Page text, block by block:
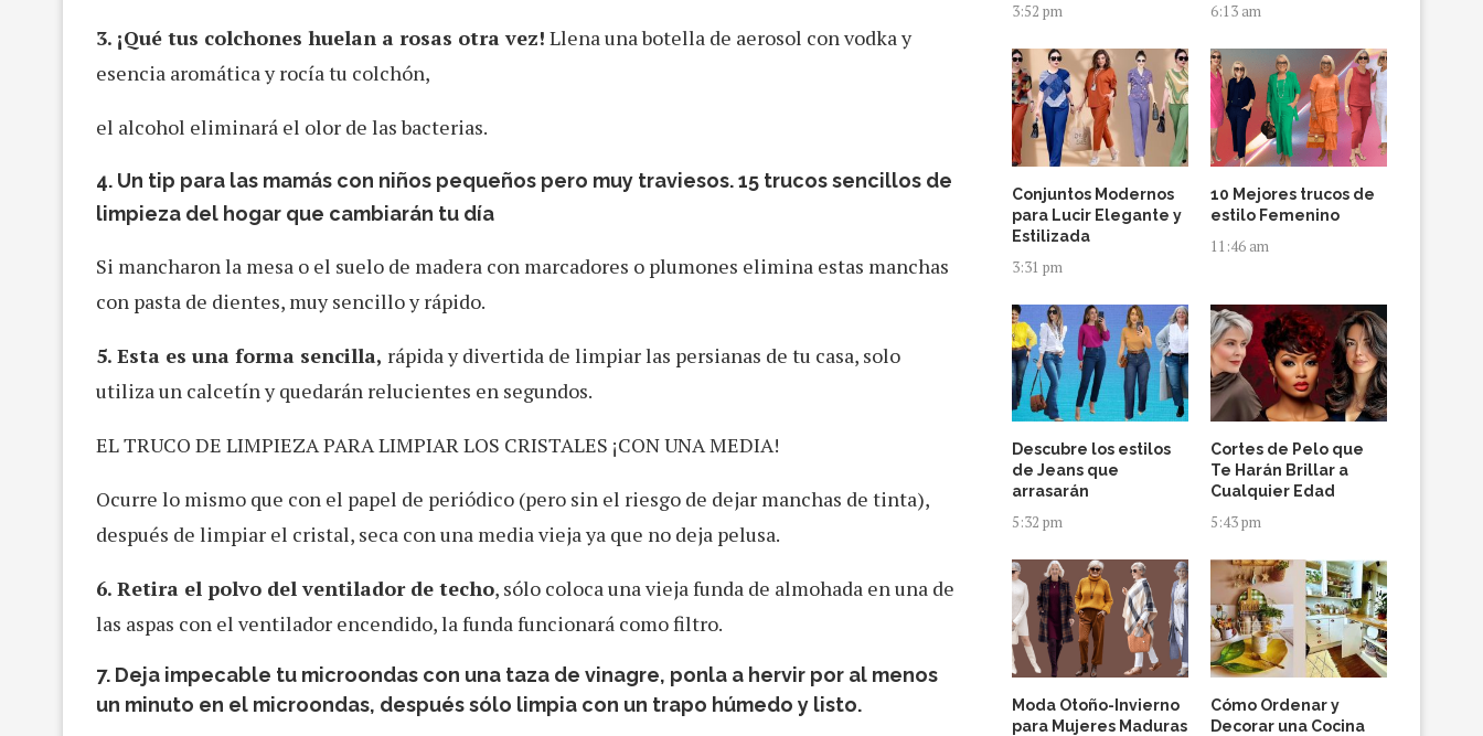
3. ¡Qué tus colchones huelan a rosas otra vez! Llena una botella de aerosol con vodka y
esencia aromática y rocía tu colchón,
el alcohol eliminará el olor de las bacterias.
4. Un tip para las mamás con niños pequeños pero muy traviesos. 15 trucos sencillos de
limpieza del hogar que cambiarán tu día
Si mancharon la mesa o el suelo de madera con marcadores o plumones elimina estas manchas
con pasta de dientes, muy sencillo y rápido.
5. Esta es una forma sencilla, rápida y divertida de limpiar las persianas de tu casa, solo
utiliza un calcetín y quedarán relucientes en segundos.
EL TRUCO DE LIMPIEZA PARA LIMPIAR LOS CRISTALES ¡CON UNA MEDIA!
Ocurre lo mismo que con el papel de periódico (pero sin el riesgo de dejar manchas de tinta),
después de limpiar el cristal, seca con una media vieja ya que no deja pelusa.
6. Retira el polvo del ventilador de techo, sólo coloca una vieja funda de almohada en una de
las aspas con el ventilador encendido, la funda funcionará como filtro.
7. Deja impecable tu microondas con una taza de vinagre, ponla a hervir por al menos
un minuto en el microondas, después sólo limpia con un trapo húmedo y listo.
3:52 pm 6:13 am
Conjuntos Modernos
para Lucir Elegante y
Estilizada
3:31 pm
10 Mejores trucos de
estilo Femenino
11:46 am
Descubre los estilos
de Jeans que
arrasarán
5:32 pm
Cortes de Pelo que
Te Harán Brillar a
Cualquier Edad
5:43 pm
Moda Otoño-Invierno
para Mujeres Maduras
Cómo Ordenar y
Decorar una Cocina